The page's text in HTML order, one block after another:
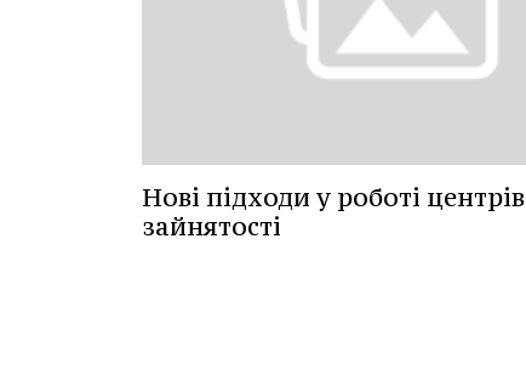
Нові підходи у роботі центрів
зайнятості